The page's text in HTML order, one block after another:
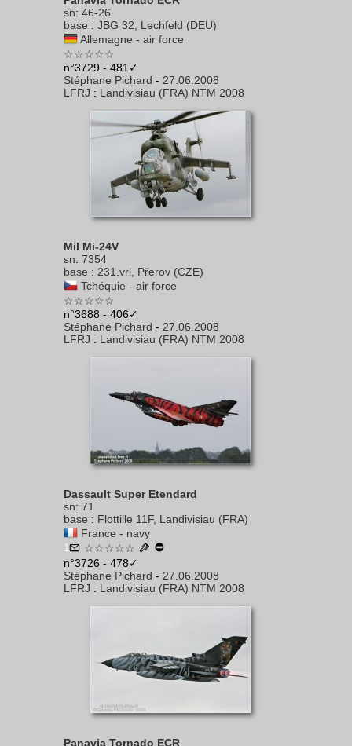
sn: 46-26
base : JBG 32, Lechfeld (DEU)
Allemagne - air force
☆☆☆☆☆
n°3729 - 481✓
Stéphane Pichard - 27.06.2008
LFRJ : Landivisiau (FRA) NTM 2008
Mil Mi-24V
sn: 7354
base : 231.vrl, Přerov (CZE)
Tchéquie - air force
☆☆☆☆☆
n°3688 - 406✓
Stéphane Pichard - 27.06.2008
LFRJ : Landivisiau (FRA) NTM 2008
Dassault Super Etendard
sn: 71
base : Flottille 11F, Landivisiau (FRA)
France - navy
1
☆☆☆☆☆
n°3726 - 478✓
Stéphane Pichard - 27.06.2008
LFRJ : Landivisiau (FRA) NTM 2008
Panavia Tornado ECR